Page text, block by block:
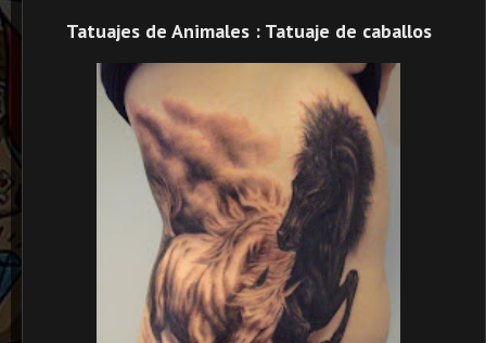
Tatuajes de Animales : Tatuaje de caballos